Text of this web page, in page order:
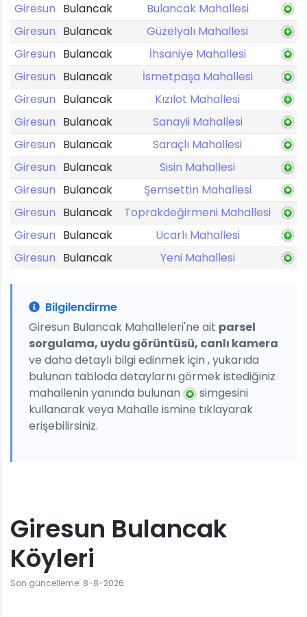
Giresun Bulancak
Bulancak Mahallesi
Giresun Bulancak
Güzelyalı Mahallesi
Giresun Bulancak
İhsaniye Mahallesi
Giresun Bulancak
İsmetpaşa Mahallesi
Giresun Bulancak
Kızılot Mahallesi
Giresun Bulancak
Sanayii Mahallesi
Giresun Bulancak
Saraçlı Mahallesi
Giresun Bulancak
Sisin Mahallesi
Giresun Bulancak
Şemsettin Mahallesi
Giresun Bulancak
Toprakdeğirmeni Mahallesi
Giresun Bulancak
Ucarlı Mahallesi
Giresun Bulancak Yeni Mahallesi
Bilgilendirme
Giresun Bulancak Mahalleleri'ne ait parsel
sorgulama, uydu görüntüsü, canlı kamera
ve daha detaylı bilgi edinmek için , yukarıda
bulunan tabloda detaylarnı görmek istediğiniz
mahallenin yanında bulunan
simgesini
kullanarak veya Mahalle ismine tıklayarak
erişebilirsiniz.
Giresun Bulancak
Köyleri
Son güncelleme: 8-8-2026